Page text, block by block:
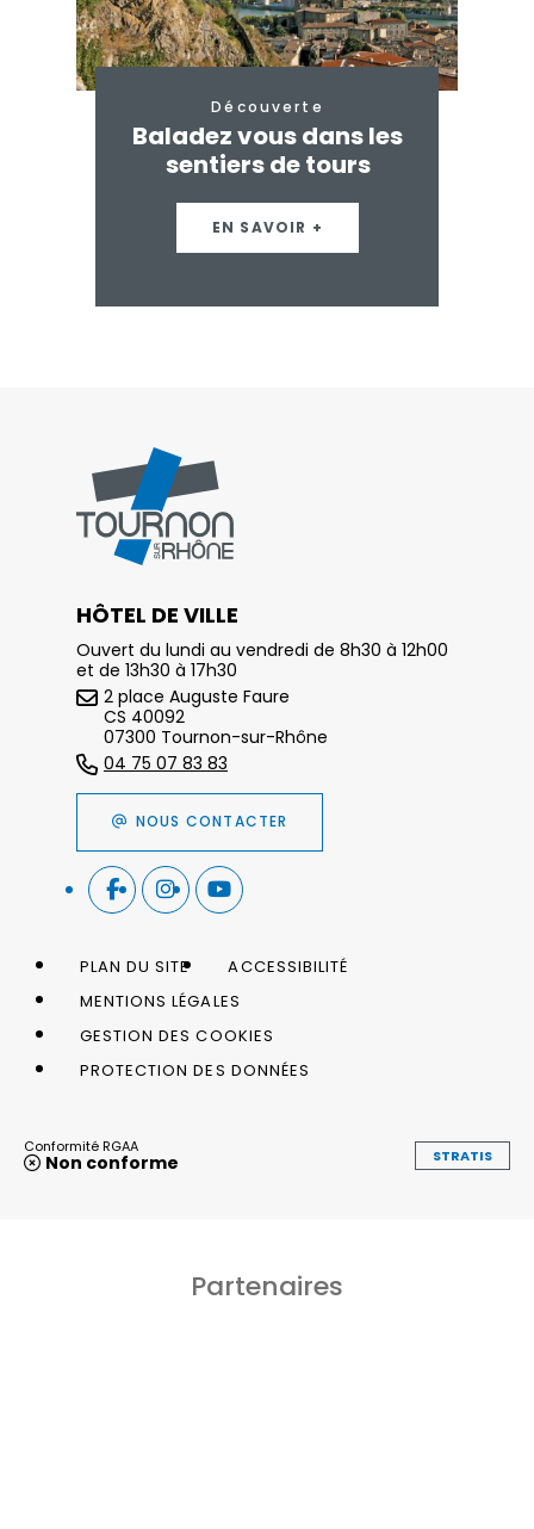
Découverte
Baladez vous dans les
sentiers de tours
EN SAVOIR +
HÔTEL DE VILLE
Ouvert du lundi au vendredi de 8h30 à 12h00
et de 13h30 à 17h30
2 place Auguste Faure
CS 40092
07300 Tournon-sur-Rhône
04 75 07 83 83
NOUS CONTACTER
PLAN DU SITE
ACCESSIBILITÉ
MENTIONS LÉGALES
GESTION DES COOKIES
PROTECTION DES DONNÉES
Conformité RGAA
Non conforme STRATIS
Partenaires